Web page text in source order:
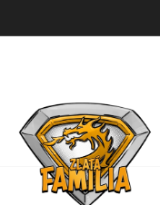
MISTR 2010/2011